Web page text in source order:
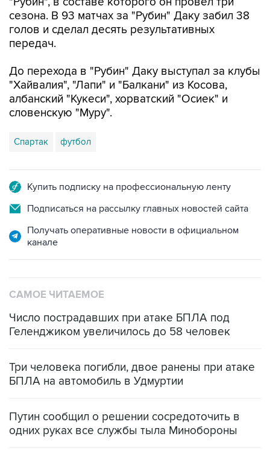
сезона. В 93 матчах за "Рубин" Даку забил 38
голов и сделал десять результативных
передач.
До перехода в "Рубин" Даку выступал за клубы
"Хайвалия", "Лапи" и "Балкани" из Косова,
албанский "Кукеси", хорватский "Осиек" и
словенскую "Муру".
Спартак футбол
Купить подписку на профессиональную ленту
Подписаться на рассылку главных новостей сайта
Получать оперативные новости в официальном
канале
САМОЕ ЧИТАЕМОЕ
Число пострадавших при атаке БПЛА под
Геленджиком увеличилось до 58 человек
Три человека погибли, двое ранены при атаке
БПЛА на автомобиль в Удмуртии
Путин сообщил о решении сосредоточить в
одних руках все службы тыла Минобороны